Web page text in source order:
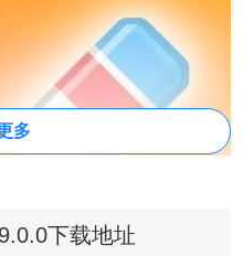
多
下载地址